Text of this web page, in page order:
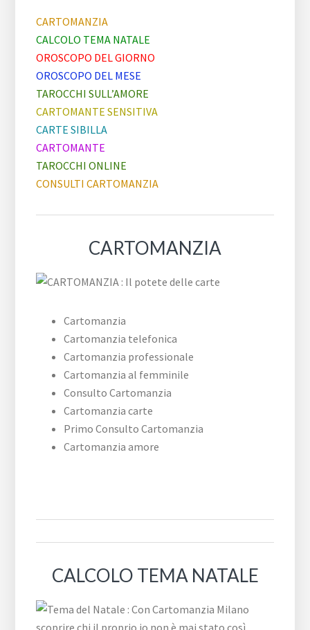
CARTOMANZIA
CALCOLO TEMA NATALE
OROSCOPO DEL GIORNO
OROSCOPO DEL MESE
TAROCCHI SULL’AMORE
CARTOMANTE SENSITIVA
CARTE SIBILLA
CARTOMANTE
TAROCCHI ONLINE
CONSULTI CARTOMANZIA
CARTOMANZIA
Cartomanzia
Cartomanzia telefonica
Cartomanzia professionale
Cartomanzia al femminile
Consulto Cartomanzia
Cartomanzia carte
Primo Consulto Cartomanzia
Cartomanzia amore
CALCOLO TEMA NATALE